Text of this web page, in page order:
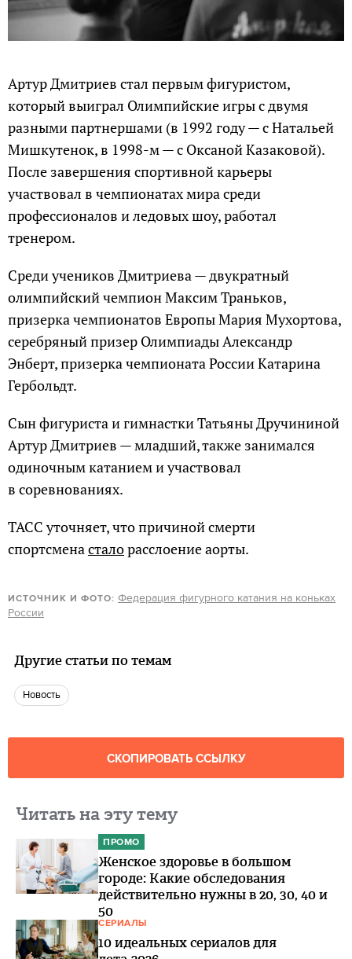
Артур Дмитриев стал первым фигуристом,
который выиграл Олимпийские игры с двумя
разными партнершами (в 1992 году — с Натальей
Мишкутенок, в 1998-м — с Оксаной Казаковой).
После завершения спортивной карьеры
участвовал в чемпионатах мира среди
профессионалов и ледовых шоу, работал
тренером.
Среди учеников Дмитриева — двукратный
олимпийский чемпион Максим Траньков,
призерка чемпионатов Европы Мария Мухортова,
серебряный призер Олимпиады Александр
Энберт, призерка чемпионата России Катарина
Гербольдт.
Сын фигуриста и гимнастки Татьяны Дручининой
Артур Дмитриев — младший, также занимался
одиночным катанием и участвовал
в соревнованиях.
ТАСС уточняет, что причиной смерти
спортсменасталорасслоение аорты.
ИСТОЧНИК И ФОТО: Федерация фигурного катания на коньках
России
Другие статьи по темам
Новость
СКОПИРОВАТЬ ССЫЛКУ
Читать на эту тему
ПРОМО
Женское здоровье в большом
городе: Какие обследования
действительно нужны в 20, 30, 40 и
50
СЕРИАЛЫ
10 идеальных сериалов для